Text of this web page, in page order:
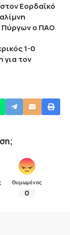
Εορδαϊκό
Πύργων ο ΠΑΟ
1-0
για τον
Θυμωμένος
0